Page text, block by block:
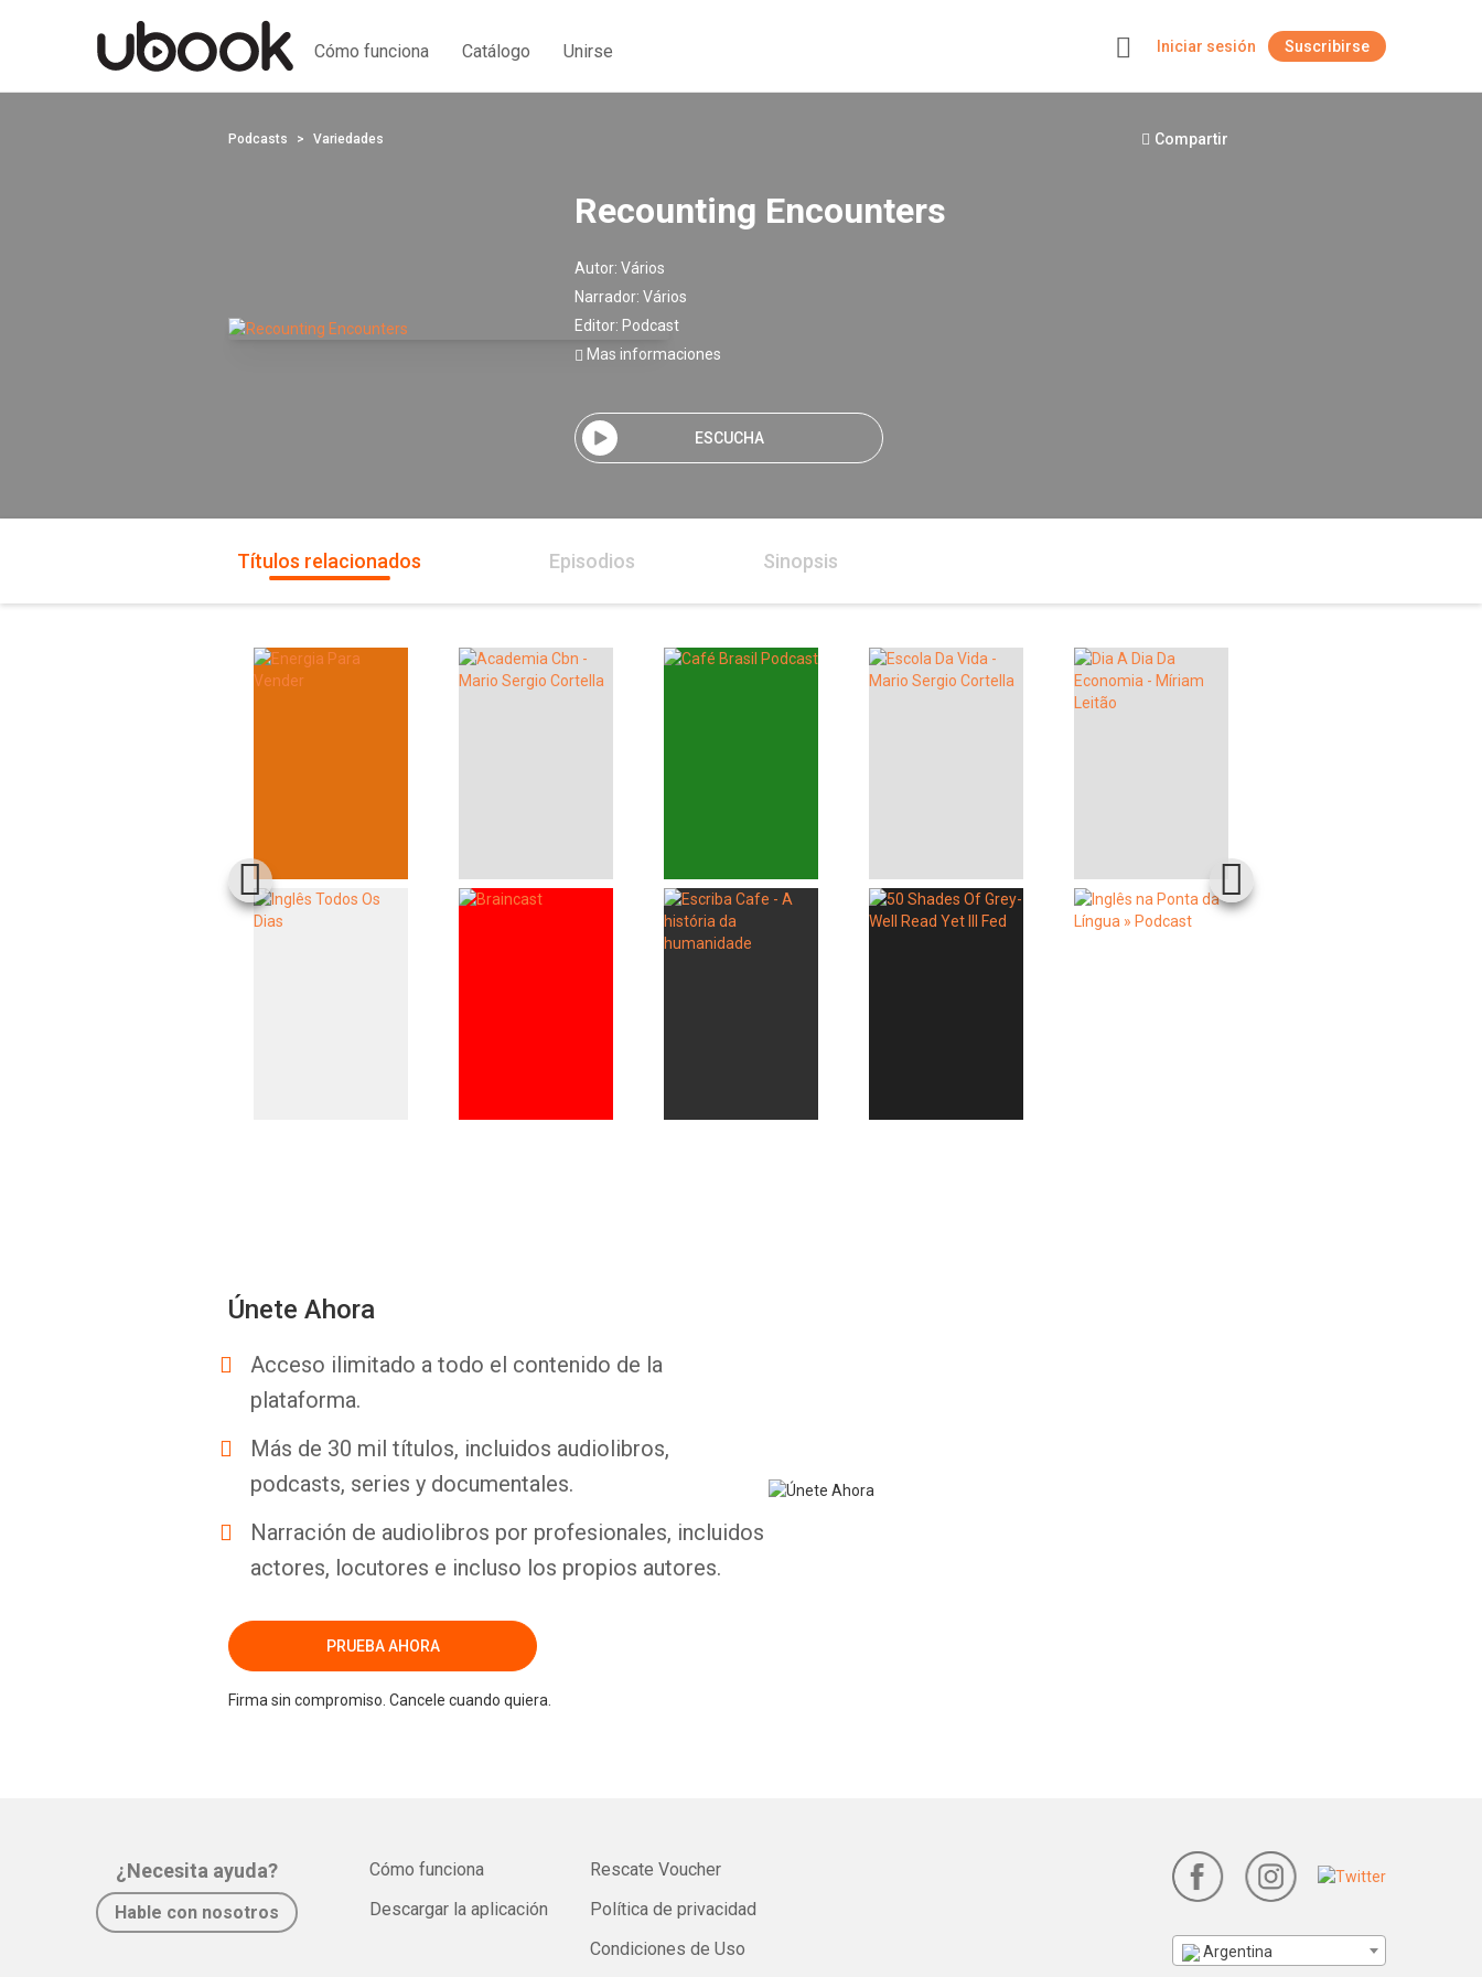
Cómo funciona Catálogo Unirse Iniciar sesión Suscribirse
Podcasts Variedades Compartir
Recounting Encounters
Autor: Vários
Narrador: Vários
Editor: Podcast
Mas informaciones
ESCUCHA
Títulos relacionados Episodios Sinopsis
Únete Ahora
Acceso ilimitado a todo el contenido de la
plataforma.
Más de 30 mil títulos, incluidos audiolibros,
podcasts, series y documentales.
Narración de audiolibros por profesionales, incluidos
actores, locutores e incluso los propios autores.
PRUEBA AHORA
Firma sin compromiso. Cancele cuando quiera.
¿Necesita ayuda?
Hable con nosotros
Cómo funciona
Descargar la aplicación
Rescate Voucher
Política de privacidad
Condiciones de Uso
Argentina